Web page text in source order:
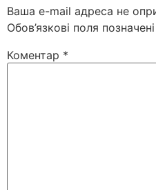
Ваша e-mail адреса не
Обов’язкові поля позначені
Коментар *